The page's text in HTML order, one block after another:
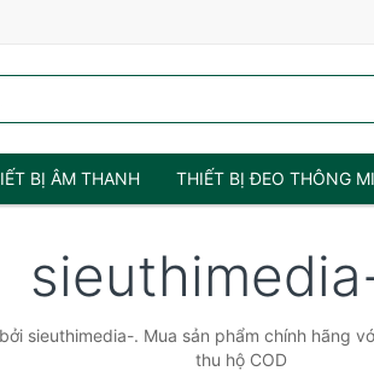
BỊ ÂM THANH THIẾT BỊ ĐEO THÔNG
sieuthimedia-. Mua sản phẩm chính hãng
thu hộ COD